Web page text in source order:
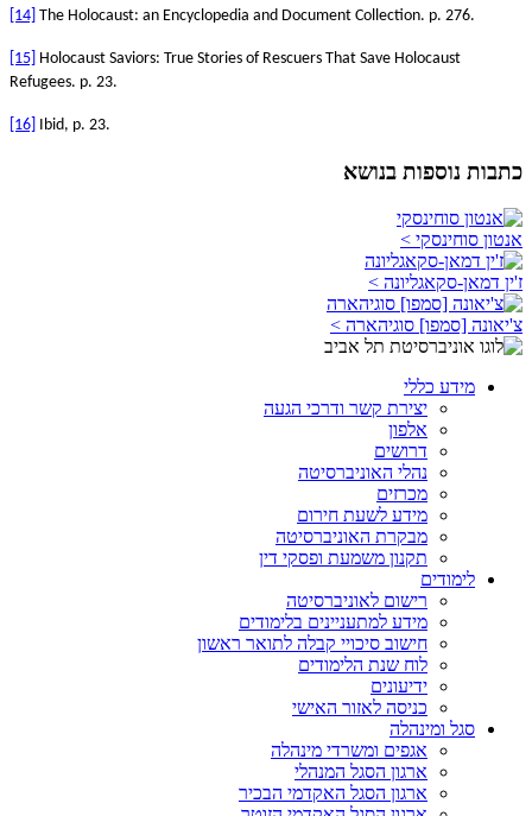
[14] The Holocaust: an Encyclopedia and Document Collection. p. 276.
[15] Holocaust Saviors: True Stories of Rescuers That Save Holocaust
Refugees. p. 23.
[16] Ibid, p. 23.
כתבות נוספות בנושא
אנטון סוחינסקי >
ז'ין דמאן-סקאגליונה >
צ'יאונה [סמפו] סוגיהארה >
מידע כללי
יצירת קשר ודרכי הגעה
אלפון
דרושים
נהלי האוניברסיטה
מכרזים
מידע לשעת חירום
מבקרת האוניברסיטה
תקנון משמעת ופסקי דין
לימודים
רישום לאוניברסיטה
מידע למתעניינים בלימודים
חישוב סיכויי קבלה לתואר ראשון
לוח שנת הלימודים
ידיעונים
כניסה לאזור האישי
סגל ומינהלה
אגפים ומשרדי מינהלה
ארגון הסגל המנהלי
ארגון הסגל האקדמי הבכיר